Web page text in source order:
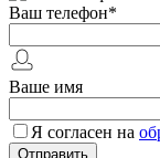
Ваш телефон*
Ваше имя
Я согласен на